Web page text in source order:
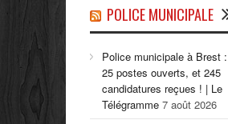
POLICE MUNICIPALE
Police municipale à Brest :
25 postes ouverts, et 245
candidatures reçues ! | Le
Télégramme 7 août 2026